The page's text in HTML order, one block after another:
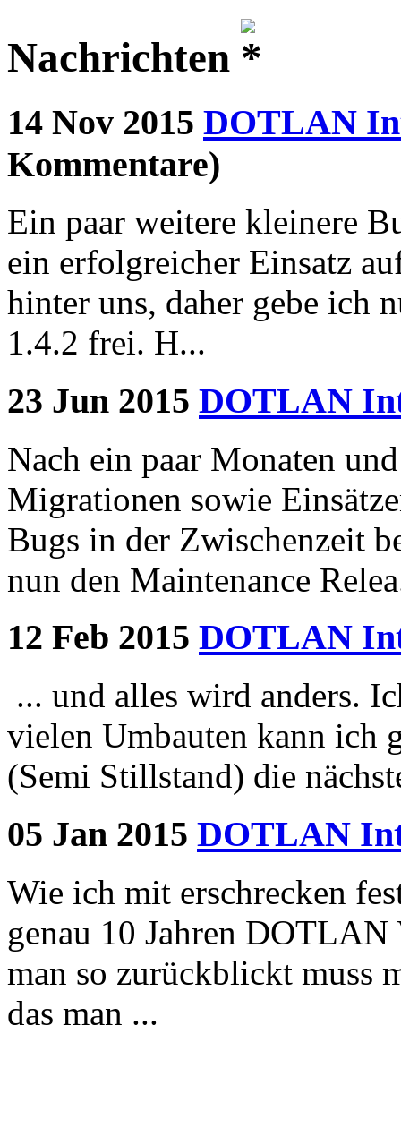
Nachrichten
14 Nov 2015 DOTLAN
Kommentare)
Ein paar weitere kleinere
ein erfolgreicher Einsatz
hinter uns, daher gebe ich
1.4.2 frei. H...
23 Jun 2015 DOTLAN
Nach ein paar Monaten
Migrationen sowie
Bugs in der Zwischenzeit
nun den Maintenance
12 Feb 2015 DOTLAN
... und alles wird anders.
vielen Umbauten kann ich
(Semi Stillstand) die
05 Jan 2015 DOTLAN
Wie ich mit erschrecken
genau 10 Jahren
man so zurückblickt muss
das man ...